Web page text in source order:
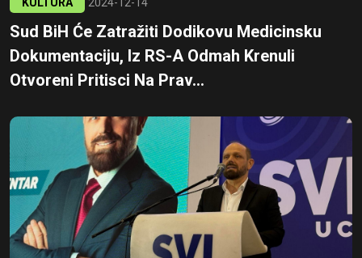
Sud BiH Će Zatražiti Dodikovu Medicinsku
Dokumentaciju, Iz RS-A Odmah Krenuli
Otvoreni Pritisci Na Prav...